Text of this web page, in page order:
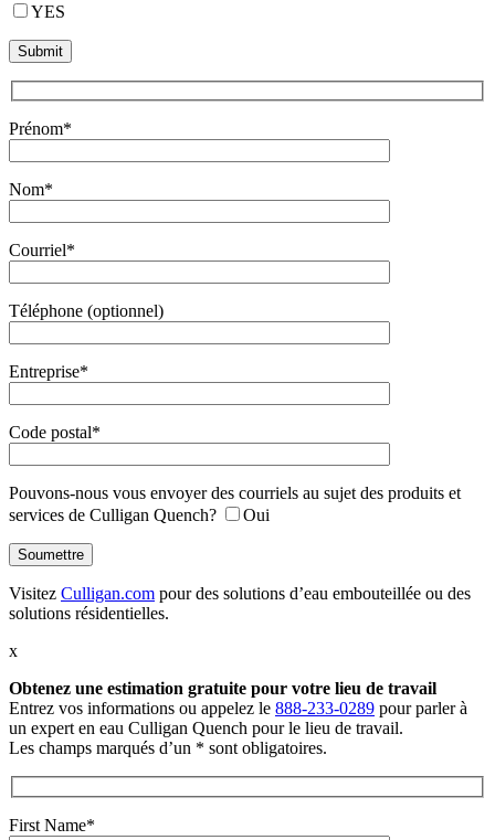
YES
Prénom*
Nom*
Courriel*
Téléphone (optionnel)
Entreprise*
Code postal*
Pouvons-nous vous envoyer des courriels au sujet des produits et
services de Culligan Quench?
Oui
Visitez Culligan.com pour des solutions d’eau embouteillée ou des
solutions résidentielles.
x
Obtenez une estimation gratuite pour votre lieu de travail
Entrez vos informations ou appelez le 888-233-0289 pour parler à
un expert en eau Culligan Quench pour le lieu de travail.
Les champs marqués d’un * sont obligatoires.
First Name*